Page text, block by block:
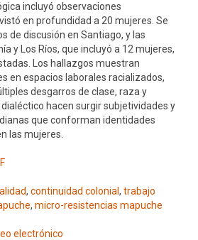
incluyó observaciones
en profundidad a 20 mujeres. Se
de discusión en Santiago, y las
y Los Ríos, que incluyó a 12 mujeres,
Los hallazgos muestran
en espacios laborales racializados,
desgarros de clase, raza y
hacen surgir subjetividades y
que conforman identidades
las mujeres.
, continuidad colonial , trabajo
, micro-resistencias mapuche
electrónico